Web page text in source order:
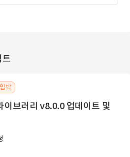
트
박
이브러리 v8.0.0 업데이트 및